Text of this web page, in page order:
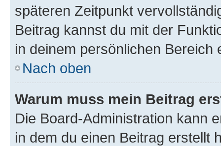
späteren Zeitpunkt
Beitrag kannst du mit der
in deinem persönlichen Bereich
Nach oben
Warum muss mein Beitrag
Die Board-Administration kann
in dem du einen Beitrag erstellt